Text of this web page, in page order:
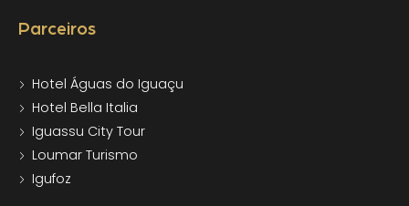
Parceiros
Hotel Águas do Iguaçu
Hotel Bella Italia
Iguassu City Tour
Loumar Turismo
Igufoz